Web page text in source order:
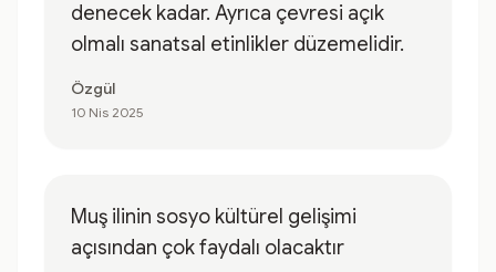
denecek kadar. Ayrıca çevresi açık
olmalı sanatsal etinlikler düzemelidir.
Özgül
10 Nis 2025
Muş ilinin sosyo kültürel gelişimi
açısından çok faydalı olacaktır